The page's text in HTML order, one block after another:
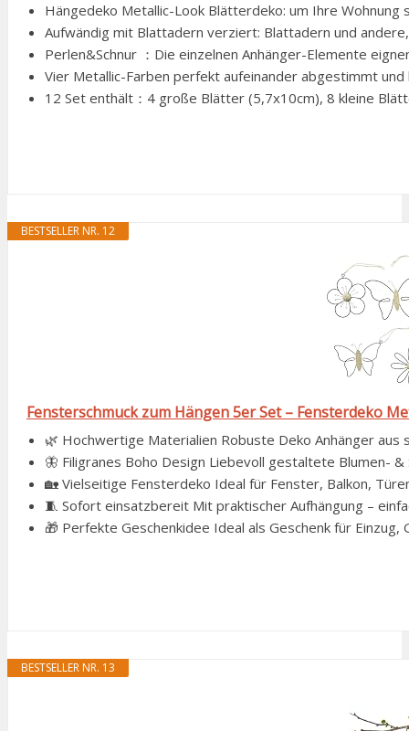
Hängedeko Metallic-Look Blätterdeko: um Ihre Wohnung
Aufwändig mit Blattadern verziert: Blattadern und
Perlen&Schnur ：Die einzelnen Anhänger-Elemente
Vier Metallic-Farben perfekt aufeinander abgestimmt
12 Set enthält：4 große Blätter (5,7x10cm), 8 kleine
BESTSELLER NR. 12
Fensterschmuck zum Hängen 5er Set – Fensterdeko
🌿 Hochwertige Materialien Robuste Deko Anhänger
🦋 Filigranes Boho Design Liebevoll gestaltete Blumen-
🏡 Vielseitige Fensterdeko Ideal für Fenster, Balkon,
🧵 Sofort einsatzbereit Mit praktischer Aufhängung –
🎁 Perfekte Geschenkidee Ideal als Geschenk für
BESTSELLER NR. 13